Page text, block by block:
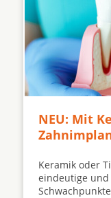
NEU: Mit
Keramik oder
eindeutige und